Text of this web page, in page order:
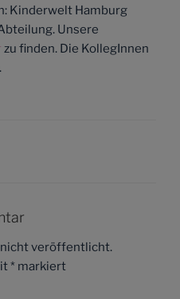
Kinderwelt Hamburg
Unsere
zu finden. Die KollegInnen
nicht veröffentlicht.
* markiert